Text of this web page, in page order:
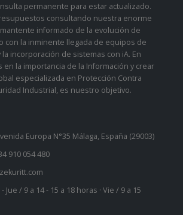
permanente para estar actualizado.
consultando nuestra enorme
informado de la evolución de
con la inminente llegada de equipos de
la incorporación de sistemas con iA. En
en la importancia de la Información y crear
especializada en Protección Contra
Industrial, es nuestro objetivo.
Europa N°35 Málaga, España (29003)
910 054 480
Jue / 9 a 14 - 15 a 18 horas · Vie / 9 a 15